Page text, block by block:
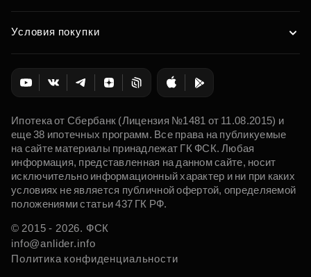
Условия покупки
Ипотека от Сбербанк (Лицензия №1481 от 11.08.2015) и
еще 38 ипотечных программ. Все права на публикуемые
на сайте материалы принадлежат ГК ФСК. Любая
информация, представленная на данном сайте, носит
исключительно информационный характер и ни при каких
условиях не является публичной офертой, определяемой
положениями статьи 437 ГК РФ.
© 2015 - 2026. ФСК
info@anlider.info
Политика конфиденциальности